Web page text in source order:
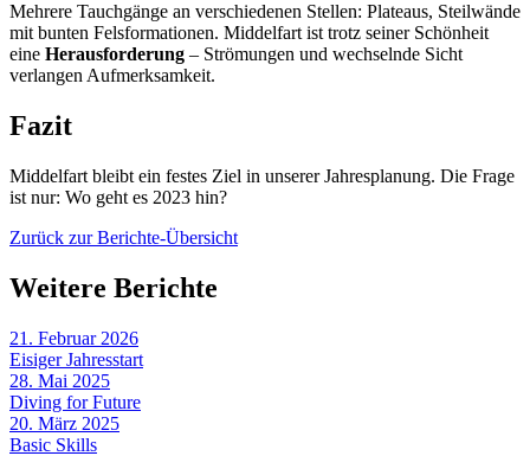
Mehrere Tauchgänge an verschiedenen Stellen: Plateaus, Steilwände
mit bunten Felsformationen. Middelfart ist trotz seiner Schönheit
eine Herausforderung – Strömungen und wechselnde Sicht
verlangen Aufmerksamkeit.
Fazit
Middelfart bleibt ein festes Ziel in unserer Jahresplanung. Die Frage
ist nur: Wo geht es 2023 hin?
Zurück zur Berichte-Übersicht
Weitere Berichte
21. Februar 2026
Eisiger Jahresstart
28. Mai 2025
Diving for Future
20. März 2025
Basic Skills